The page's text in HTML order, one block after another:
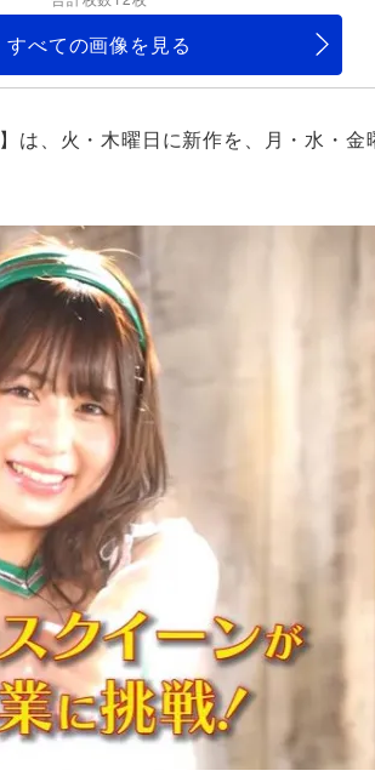
すべての画像を見る
、火・木曜日に新作を、月・水・金